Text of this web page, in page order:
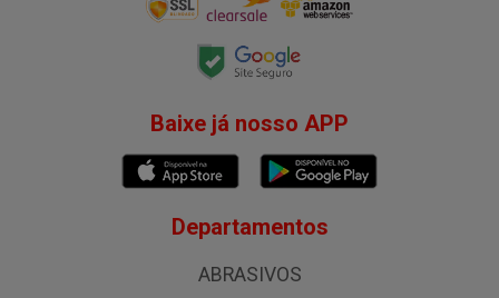
Baixe já nosso APP
Departamentos
ABRASIVOS